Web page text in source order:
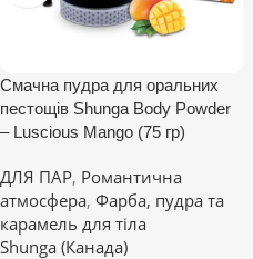
Смачна пудра для оральних
пестощів Shunga Body Powder
– Luscious Mango (75 гр)
ДЛЯ ПАР, Романтична
атмосфера, Фарба, пудра та
карамель для тіла
Shunga (Канада)